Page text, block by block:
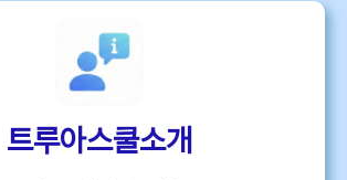
트루아스쿨소개